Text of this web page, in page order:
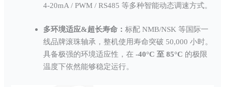
4-20mA / PWM / RS485 等多种智能动态调速方式。
多环境适应&超长寿命：标配 NMB/NSK 等国际一
线品牌滚珠轴承，整机使用寿命突破 50,000 小时。
具备极强的环境适应性，在-40°C 至 85°C 的极限
温度下依然能够稳定运行。